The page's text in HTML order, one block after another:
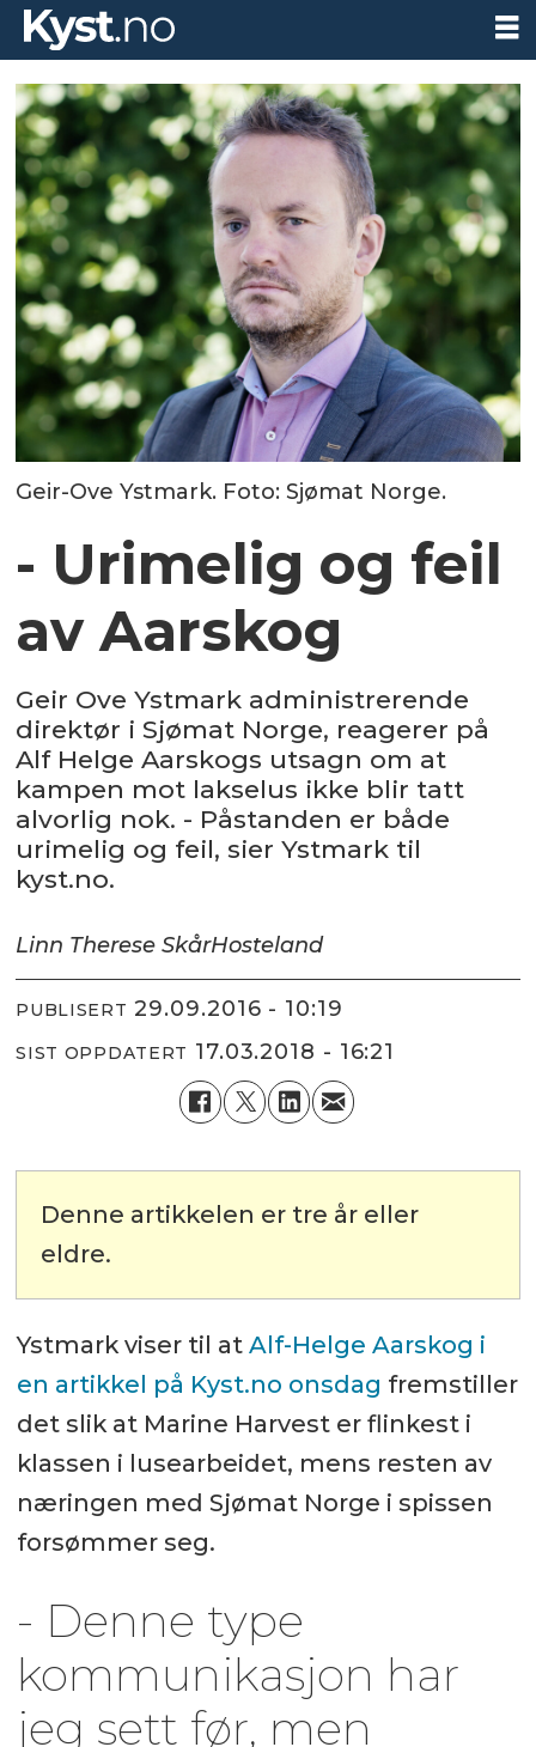
Geir-Ove Ystmark. Foto: Sjømat Norge.
- Urimelig og feil
av Aarskog
Geir Ove Ystmark administrerende
direktør i Sjømat Norge, reagerer på
Alf Helge Aarskogs utsagn om at
kampen mot lakselus ikke blir tatt
alvorlig nok. - Påstanden er både
urimelig og feil, sier Ystmark til
kyst.no.
Linn Therese SkårHosteland
PUBLISERT 29.09.2016 - 10:19
SIST OPPDATERT 17.03.2018 - 16:21
Denne artikkelen er tre år eller
eldre.
Ystmark viser til atAlf-Helge Aarskog i
en artikkel på Kyst.no onsdag fremstiller
det slik at Marine Harvest er flinkest i
klassen i lusearbeidet, mens resten av
næringen med Sjømat Norge i spissen
forsømmer seg.
- Denne type
kommunikasjon har
jeg sett før, men